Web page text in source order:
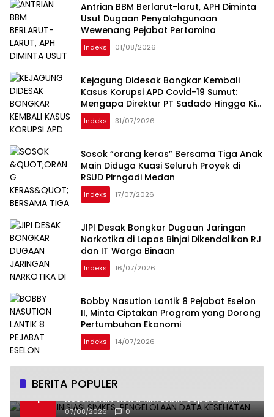
Antrian BBM Berlarut-larut, APH Diminta
Usut Dugaan Penyalahgunaan
Wewenang Pejabat Pertamina
Indeks 01/08/2026
Kejagung Didesak Bongkar Kembali
Kasus Korupsi APD Covid-19 Sumut:
Mengapa Direktur PT Sadado Hingga Kini
Tak Tersentuh?
Indeks 31/07/2026
Sosok “orang keras” Bersama Tiga Anak
Main Diduga Kuasi Seluruh Proyek di
RSUD Pirngadi Medan
Indeks 17/07/2026
JIPI Desak Bongkar Dugaan Jaringan
Narkotika di Lapas Binjai Dikendalikan RJ
dan IT Warga Binaan
Indeks 16/07/2026
Bobby Nasution Lantik 8 Pejabat Eselon
II, Minta Ciptakan Program yang Dorong
Pertumbuhan Ekonomi
Indeks 14/07/2026
BERITA POPULER
1
Undhira Inisiasi SIMKES, Pengelolaan Data
Kesehatan Siswa Kini Lebih Cepat dan
Terintegrasi
07/08/2026 0